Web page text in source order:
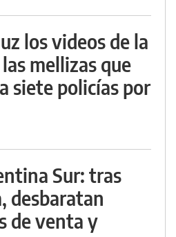
los videos de la
mellizas que
siete policías por
Sur: tras
desbaratan
de venta y